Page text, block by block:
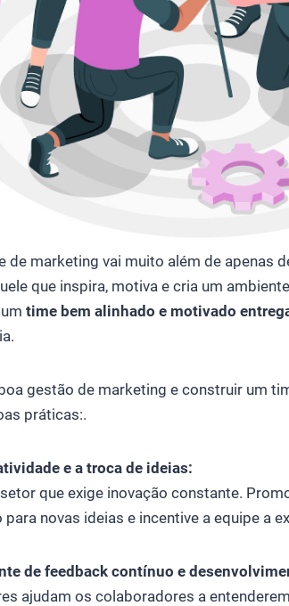
de marketing vai muito além de apenas
que inspira, motiva e cria um
time bem alinhado e motivado
gestão de marketing e construir um
práticas:.
e a troca de ideias:
que exige inovação constante.
novas ideias e incentive a equipe a
de feedback contínuo e
ajudam os colaboradores a